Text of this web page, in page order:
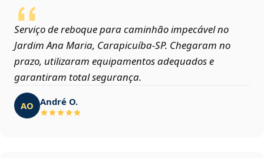
Serviço de reboque para caminhão impecável no
Jardim Ana Maria, Carapicuíba‑SP. Chegaram no
prazo, utilizaram equipamentos adequados e
garantiram total segurança.
AO André O.